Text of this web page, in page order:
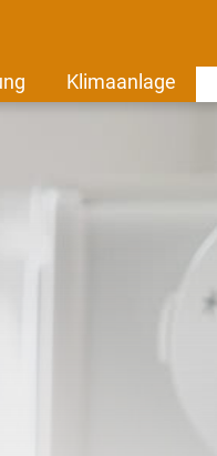
Klimaanlage